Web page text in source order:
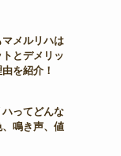
メルリハは
とデメリッ
を紹介！
ハってどんな
鳴き声、値